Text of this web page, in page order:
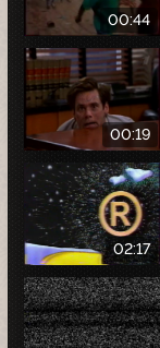
00:44
00:19
02:17